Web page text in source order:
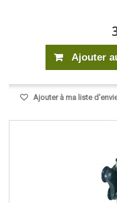
Ajouter
Ajouter à ma liste